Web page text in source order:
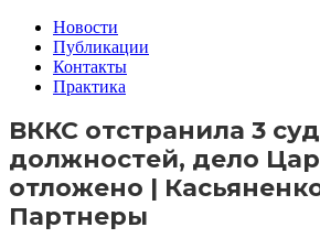
Новости
Публикации
Контакты
Практика
ВККС отстранила 3
должностей, дело
отложено |
Партнеры